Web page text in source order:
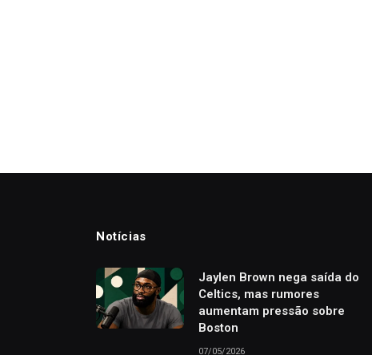
Notícias
Jaylen Brown nega saída do
Celtics, mas rumores
aumentam pressão sobre
Boston
07/05/2026